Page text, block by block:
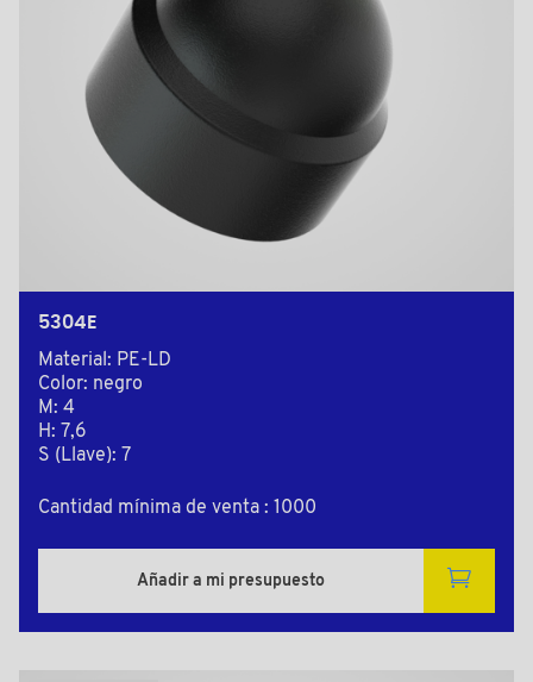
5304E
Material: PE-LD
Color: negro
M: 4
H: 7,6
S (Llave): 7
Cantidad mínima de venta : 1000
Añadir a mi presupuesto